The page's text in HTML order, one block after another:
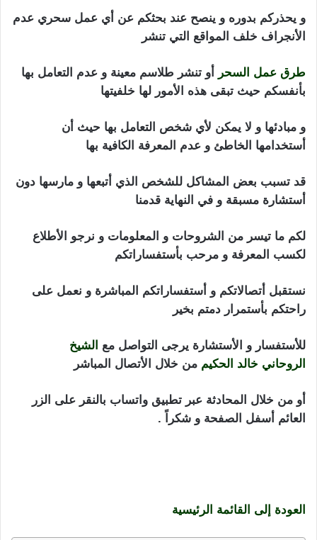
و يحذركم بدوره و ينصح عند بحثكم عن أي عمل سحري عدم
الأنجراف خلف المواقع التي تنشر
طرق عمل السحر
أو تنشر طلاسم معينة و عدم التعامل بها
بأنفسكم حيث تبقى هذه الأمور لها خلفيتها
و مبادئها و لا يمكن لأي شخص التعامل بها حيث أن
أستخدامها الخاطئ و عدم المعرفة الكافية بها
قد تسبب بعض المشاكل للشخص الذي أتبعها و مارسها دون
أستشارة مسبقة و في النهاية قدمنا
لكم ما تيسر من الشروحات و المعلومات و نرجو الأطلاع
لكسب المعرفة و مرحب بأستفساراتكم
نستقبل أتصالاتكم و أستفساراتكم المباشرة و نعمل على
راحتكم بأستمرار دمتم بخير
للأستفسار و الأستشارة يرجى التواصل مع الشيخ
الروحاني خالد الحكيم من خلال الأتصال المباشر
أو من خلال المحادثة عبر تطبيق واتساب بالنقر على الزر
العائم أسفل الصفحة و شكراً .
العودة إلى القائمة الرئيسية